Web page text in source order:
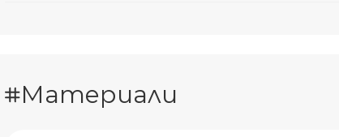
Материали